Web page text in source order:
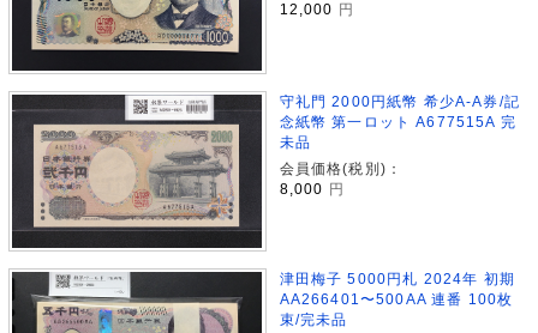
12,000
円
守礼門 2000円紙幣 希少A-A券/記
念紙幣 第一ロット A677515A 完
未品
会員価格(税別)：
8,000 円
津田梅子 5000円札 2024年 初期
AA266401〜500AA 連番 100枚
束/完未品